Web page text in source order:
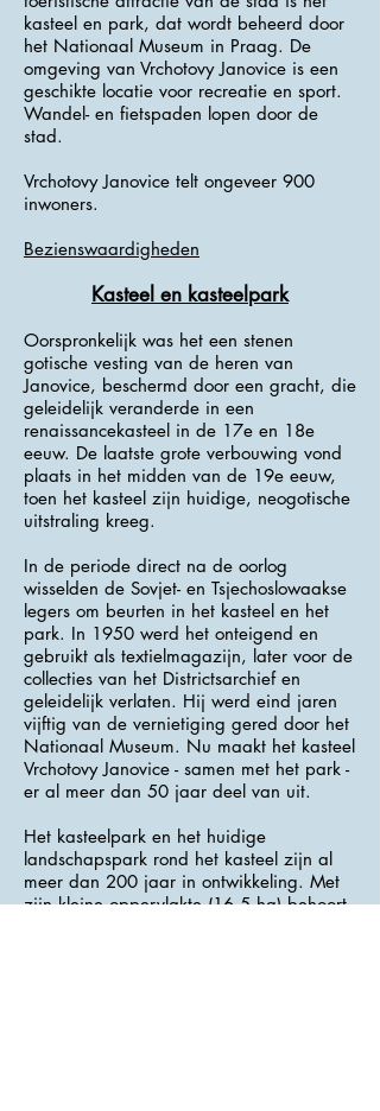
kasteel en park, dat wordt beheerd door
het Nationaal Museum in Praag. De
omgeving van Vrchotovy Janovice is een
geschikte locatie voor recreatie en sport.
Wandel- en fietspaden lopen door de
stad.
Vrchotovy Janovice telt ongeveer 900
inwoners.
Bezienswaardigheden
Kasteel en kasteelpark
Oorspronkelijk was het een stenen
gotische vesting van de heren van
Janovice, beschermd door een gracht, die
geleidelijk veranderde in een
renaissancekasteel in de 17e en 18e
eeuw. De laatste grote verbouwing vond
plaats in het midden van de 19e eeuw,
toen het kasteel zijn huidige, neogotische
uitstraling kreeg.
In de periode direct na de oorlog
wisselden de Sovjet- en Tsjechoslowaakse
legers om beurten in het kasteel en het
park. In 1950 werd het onteigend en
gebruikt als textielmagazijn, later voor de
collecties van het Districtsarchief en
geleidelijk verlaten. Hij werd eind jaren
vijftig van de vernietiging gered door het
Nationaal Museum. Nu maakt het kasteel
Vrchotovy Janovice - samen met het park -
er al meer dan 50 jaar deel van uit.
Het kasteelpark en het huidige
landschapspark rond het kasteel zijn al
meer dan 200 jaar in ontwikkeling. Met
zijn kleine oppervlakte (16,5 ha) behoort